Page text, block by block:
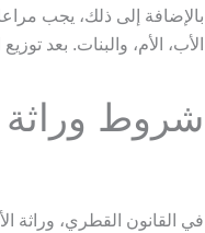
بالإضافة إلى ذلك، يجب
الأب، الأم، والبنات. بعد
شروط وراثة
في القانون القطري، وراثة